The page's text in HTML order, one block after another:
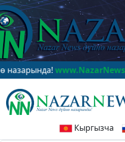
www.NazarNews.kg
Кыргызча